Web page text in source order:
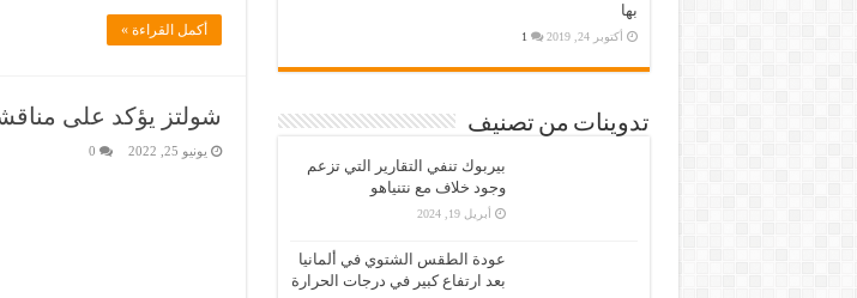
أكمل القراءة »
شولتز يؤكد على
يونيو 25, 2022 0
بها
أكتوبر 24, 2019 1
تدوينات من تصنيف
بيربوك تنفي التقارير التي تزعم
وجود خلاف مع نتنياهو
أبريل 19, 2024
عودة الطقس الشتوي في ألمانيا
بعد ارتفاع كبير في درجات الحرارة